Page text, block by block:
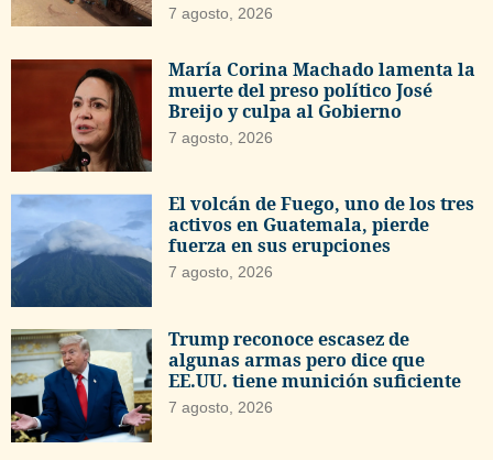
7 agosto, 2026
María Corina Machado lamenta la
muerte del preso político José
Breijo y culpa al Gobierno
7 agosto, 2026
El volcán de Fuego, uno de los tres
activos en Guatemala, pierde
fuerza en sus erupciones
7 agosto, 2026
Trump reconoce escasez de
algunas armas pero dice que
EE.UU. tiene munición suficiente
7 agosto, 2026